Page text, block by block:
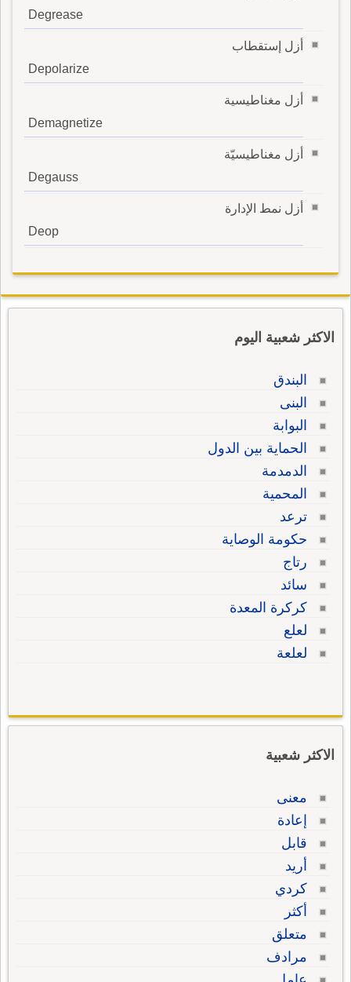
Degrease
أزل إستقطاب
Depolarize
أزل مغناطيسية
Demagnetize
أزل مغناطيسيّة
Degauss
أزل نمط الإدارة
Deop
الاكثر شعبية اليوم
البندق
البنى
البوابة
الحماية بين الدول
الدمدمة
المحمية
ترعد
حكومة الوصاية
رتاج
سائد
كركرة المعدة
لعلع
لعلعة
الاكثر شعبية
معنى
إعادة
قابل
أريد
كردي
أكثر
متعلق
مرادف